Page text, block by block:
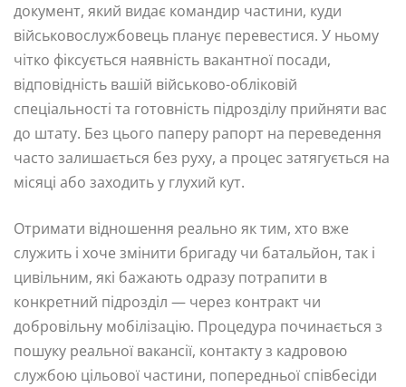
документ, який видає командир частини, куди
військовослужбовець планує перевестися. У ньому
чітко фіксується наявність вакантної посади,
відповідність вашій військово-обліковій
спеціальності та готовність підрозділу прийняти вас
до штату. Без цього паперу рапорт на переведення
часто залишається без руху, а процес затягується на
місяці або заходить у глухий кут.
Отримати відношення реально як тим, хто вже
служить і хоче змінити бригаду чи батальйон, так і
цивільним, які бажають одразу потрапити в
конкретний підрозділ — через контракт чи
добровільну мобілізацію. Процедура починається з
пошуку реальної вакансії, контакту з кадровою
службою цільової частини, попередньої співбесіди